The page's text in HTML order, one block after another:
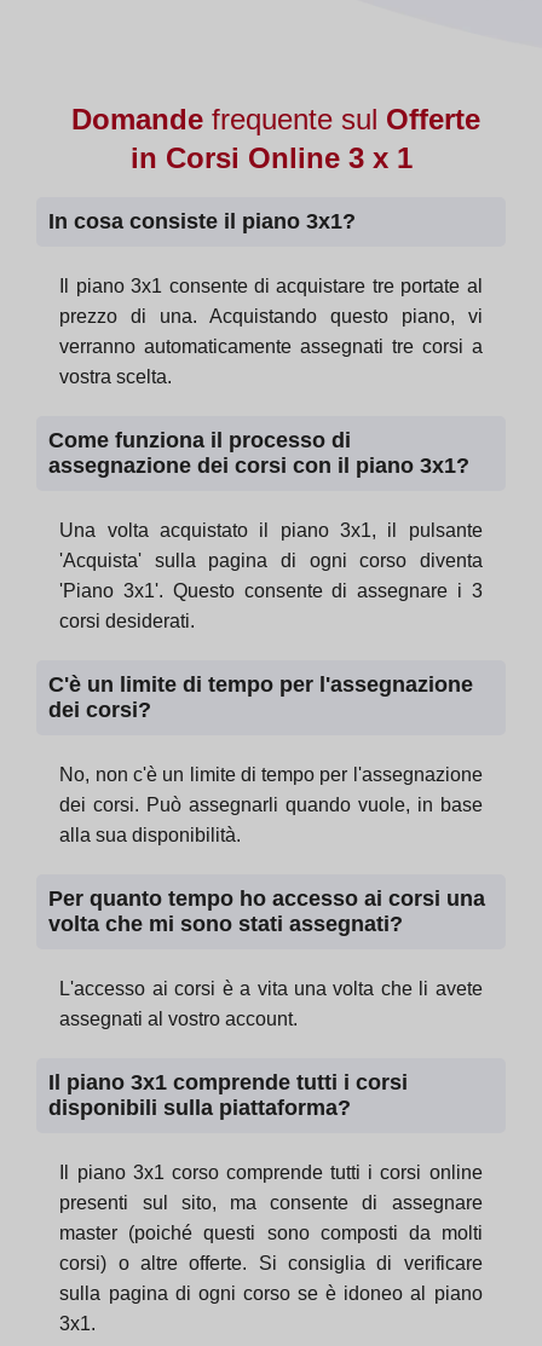
Domande frequente sul Offerte
in Corsi Online 3 x 1
In cosa consiste il piano 3x1?
Il piano 3x1 consente di acquistare tre portate al
prezzo di una. Acquistando questo piano, vi
verranno automaticamente assegnati tre corsi a
vostra scelta.
Come funziona il processo di
assegnazione dei corsi con il piano 3x1?
Una volta acquistato il piano 3x1, il pulsante
'Acquista' sulla pagina di ogni corso diventa
'Piano 3x1'. Questo consente di assegnare i 3
corsi desiderati.
C'è un limite di tempo per l'assegnazione
dei corsi?
No, non c'è un limite di tempo per l'assegnazione
dei corsi. Può assegnarli quando vuole, in base
alla sua disponibilità.
Per quanto tempo ho accesso ai corsi una
volta che mi sono stati assegnati?
L'accesso ai corsi è a vita una volta che li avete
assegnati al vostro account.
Il piano 3x1 comprende tutti i corsi
disponibili sulla piattaforma?
Il piano 3x1 corso comprende tutti i corsi online
presenti sul sito, ma consente di assegnare
master (poiché questi sono composti da molti
corsi) o altre offerte. Si consiglia di verificare
sulla pagina di ogni corso se è idoneo al piano
3x1.